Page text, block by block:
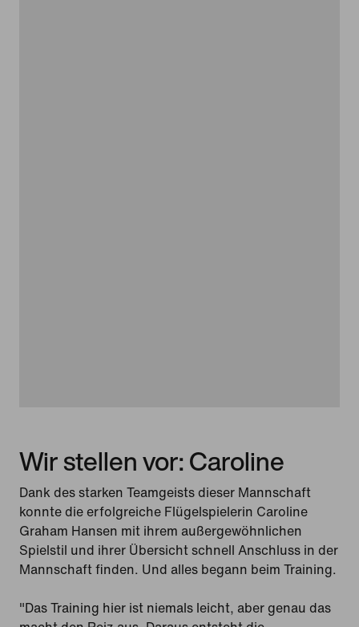
Wir stellen vor: Caroline
Dank des starken Teamgeists dieser Mannschaft
konnte die erfolgreiche Flügelspielerin Caroline
Graham Hansen mit ihrem außergewöhnlichen
Spielstil und ihrer Übersicht schnell Anschluss in der
Mannschaft finden. Und alles begann beim Training.
"Das Training hier ist niemals leicht, aber genau das